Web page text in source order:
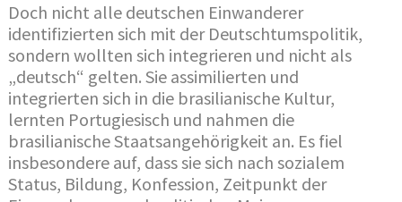
Doch nicht alle deutschen Einwanderer
identifizierten sich mit der Deutschtumspolitik,
sondern wollten sich integrieren und nicht als
„deutsch“ gelten. Sie assimilierten und
integrierten sich in die brasilianische Kultur,
lernten Portugiesisch und nahmen die
brasilianische Staatsangehörigkeit an. Es fiel
insbesondere auf, dass sie sich nach sozialem
Status, Bildung, Konfession, Zeitpunkt der